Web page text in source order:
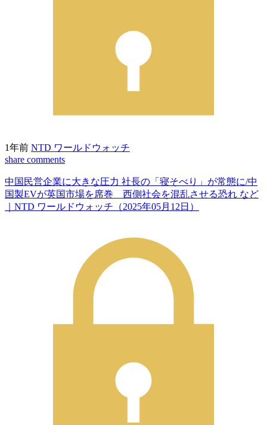
1年前 NTD ワールドウォッチ
share comments
中国民営企業に大きな圧力 社長の「寝そべり」が常態に/中
国製EVが英国市場を席巻 西側社会を混乱させる恐れ など
｜NTD ワールドウォッチ（2025年05月12日）